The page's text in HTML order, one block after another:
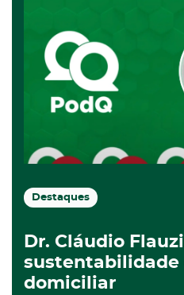
Destaques
Dr. Cláudio
sustentabilidade
domiciliar